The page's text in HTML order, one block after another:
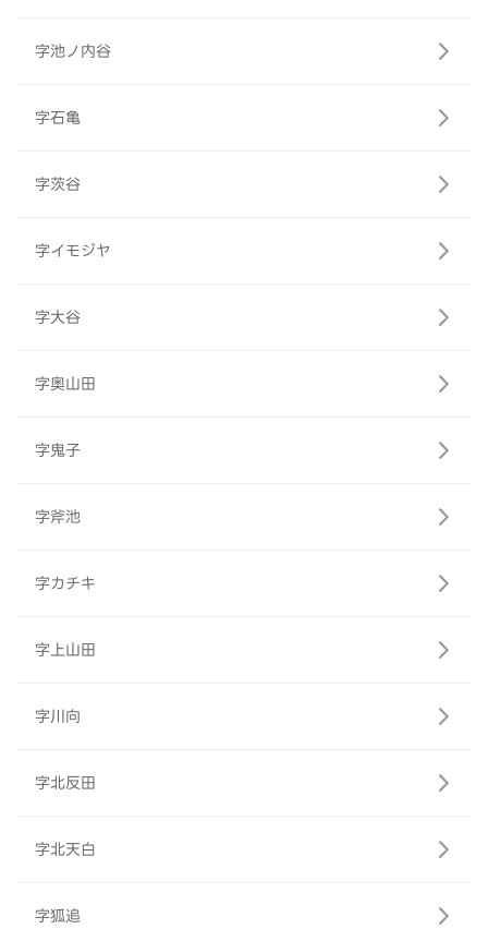
字池ノ内谷
字石亀
字茨谷
字イモジヤ
字大谷
字奥山田
字鬼子
字斧池
字カチキ
字上山田
字川向
字北反田
字北天白
字狐追